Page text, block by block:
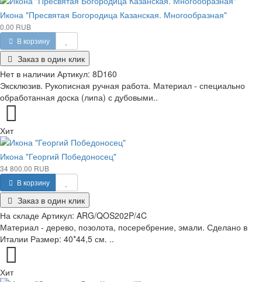
Икона "Пресвятая Богородица Казанская. Многообразная"
0.00 RUB
В корзину
Заказ в один клик
Нет в наличии Артикул: 8D160
Эксклюзив. Рукописная ручная работа. Материал - специально
обработанная доска (липа) с дубовыми..
Хит
Икона "Георгий Победоносец"
34 800.00 RUB
В корзину
Заказ в один клик
На складе Артикул: ARG/QOS202P/4C
Материал - дерево, позолота, посеребрение, эмали. Сделано в
Италии Размер: 40*44,5 см. ..
Хит